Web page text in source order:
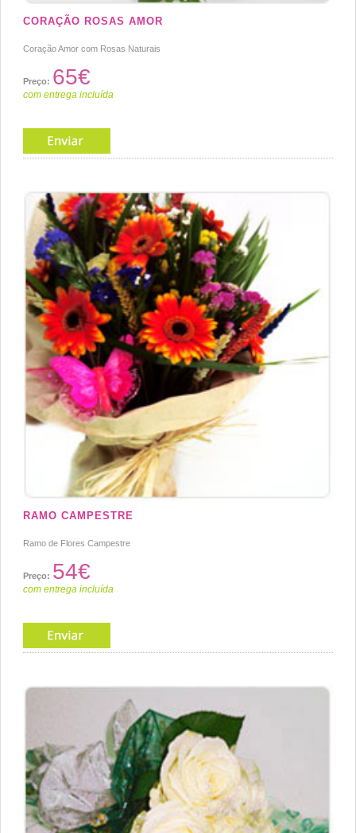
CORAÇÃO ROSAS AMOR
Coração Amor com Rosas Naturais
Preço: 65€
com entrega incluída
RAMO CAMPESTRE
Ramo de Flores Campestre
Preço: 54€
com entrega incluída